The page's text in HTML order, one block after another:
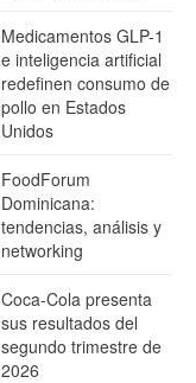
Medicamentos GLP-1
e inteligencia artificial
redefinen consumo de
pollo en Estados
Unidos
FoodForum
Dominicana:
tendencias, análisis y
networking
Coca-Cola presenta
sus resultados del
segundo trimestre de
2026